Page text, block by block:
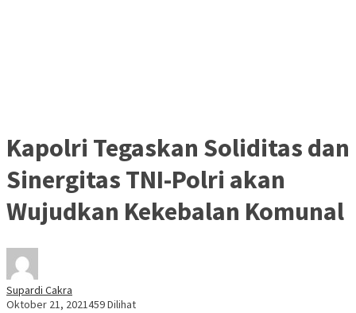
Kapolri Tegaskan Soliditas dan
Sinergitas TNI-Polri akan
Wujudkan Kekebalan Komunal
Supardi Cakra
Oktober 21, 2021459 Dilihat